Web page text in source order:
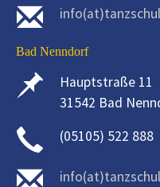
Bad Nenndorf
Hauptstraße 11
31542 Bad
(05105) 522 888